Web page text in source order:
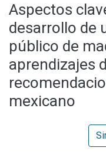
Aspectos
desarrollo de
público de
aprendizajes
mexicano